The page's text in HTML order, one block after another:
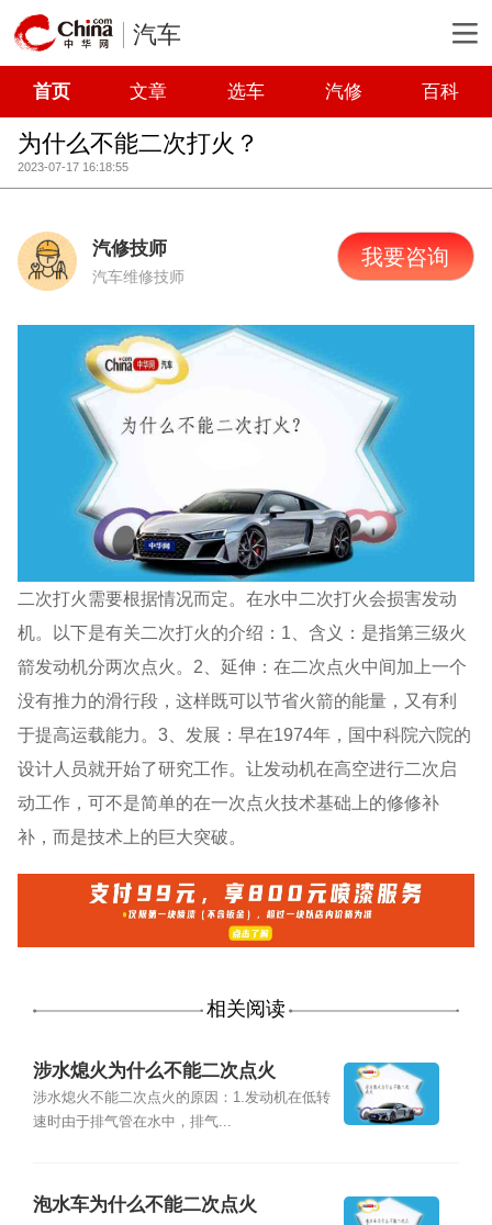
汽车
首页 文章 选车 汽修 百科
为什么不能二次打火？
2023-07-17 16:18:55
汽修技师
汽车维修技师
我要咨询
二次打火需要根据情况而定。在水中二次打火会损害发动
机。以下是有关二次打火的介绍：1、含义：是指第三级火
箭发动机分两次点火。2、延伸：在二次点火中间加上一个
没有推力的滑行段，这样既可以节省火箭的能量，又有利
于提高运载能力。3、发展：早在1974年，国中科院六院的
设计人员就开始了研究工作。让发动机在高空进行二次启
动工作，可不是简单的在一次点火技术基础上的修修补
补，而是技术上的巨大突破。
相关阅读
涉水熄火为什么不能二次点火
涉水熄火不能二次点火的原因：1.发动机在低转
速时由于排气管在水中，排气...
泡水车为什么不能二次点火